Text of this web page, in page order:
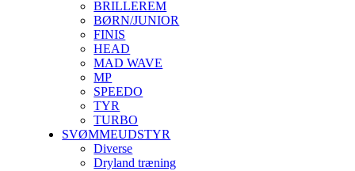
BRILLEREM
BØRN/JUNIOR
FINIS
HEAD
MAD WAVE
MP
SPEEDO
TYR
TURBO
SVØMMEUDSTYR
Diverse
Dryland træning